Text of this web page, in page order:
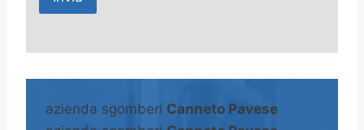
A
eazienda sgomberi Canneto Pavese